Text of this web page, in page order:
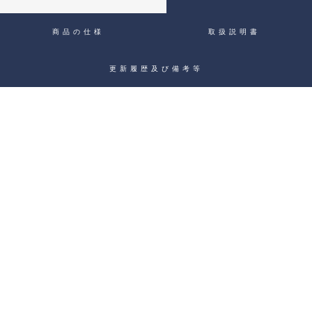
商品の仕様 取扱説明書
更新履歴及び備考等